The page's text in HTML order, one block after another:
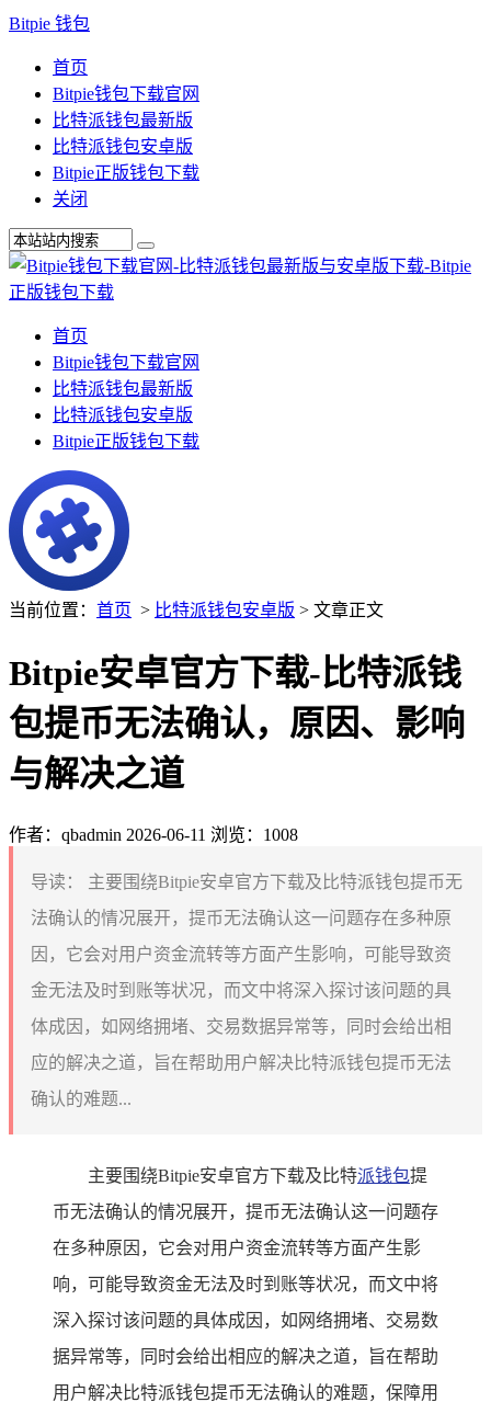
Bitpie 钱包
首页
Bitpie钱包下载官网
比特派钱包最新版
比特派钱包安卓版
Bitpie正版钱包下载
关闭
首页
Bitpie钱包下载官网
比特派钱包最新版
比特派钱包安卓版
Bitpie正版钱包下载
当前位置： 首页 > 比特派钱包安卓版 > 文章正文
Bitpie安卓官方下载-比特派钱
包提币无法确认，原因、影响
与解决之道
作者：qbadmin 2026-06-11 浏览：1008
导读：
主要围绕Bitpie安卓官方下载及比特派钱包提币无
法确认的情况展开，提币无法确认这一问题存在多种原
因，它会对用户资金流转等方面产生影响，可能导致资
金无法及时到账等状况，而文中将深入探讨该问题的具
体成因，如网络拥堵、交易数据异常等，同时会给出相
应的解决之道，旨在帮助用户解决比特派钱包提币无法
确认的难题...
主要围绕Bitpie安卓官方下载及比特派钱包提
币无法确认的情况展开，提币无法确认这一问题存
在多种原因，它会对用户资金流转等方面产生影
响，可能导致资金无法及时到账等状况，而文中将
深入探讨该问题的具体成因，如网络拥堵、交易数
据异常等，同时会给出相应的解决之道，旨在帮助
用户解决比特派钱包提币无法确认的难题，保障用